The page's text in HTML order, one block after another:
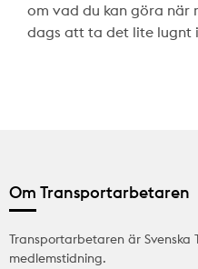
om vad du kan göra när
dags att ta det lite lugnt
Om Transportarbetaren
Transportarbetaren är
medlemstidning.